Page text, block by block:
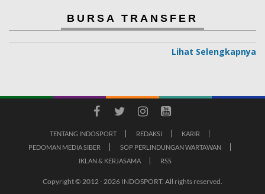
BURSA TRANSFER
Lihat Selengkapnya
TENTANG INDOSPORT REDAKSI
KARIR
PEDOMAN MEDIA SIBER
SOP PERLINDUNGAN WARTAWAN
IKLAN & KERJASAMA
RSS
Copyright © 2012 - 2026 INDOSPORT. All rights reserved.